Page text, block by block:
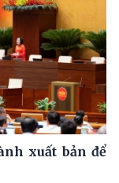
xuất bản để